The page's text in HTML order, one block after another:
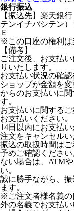
銀行振込
【振込先】楽天銀
テンイチバシテン）
Ｅ
※この口座の権利は
【備考】
ご注文後、お支払
りいたします。
お支払い状況の確
ショップが金額を
からのお支払いに
す。
お支払いに関する
お支払いください。
14日以内にお支払
注文をキャンセルい
振込の取扱時間は
予めご確認くださ
ない場合は、ATM
い。
誠に勝手ながら、
ます。
※ご注文者様名義の
外の名義でお支払